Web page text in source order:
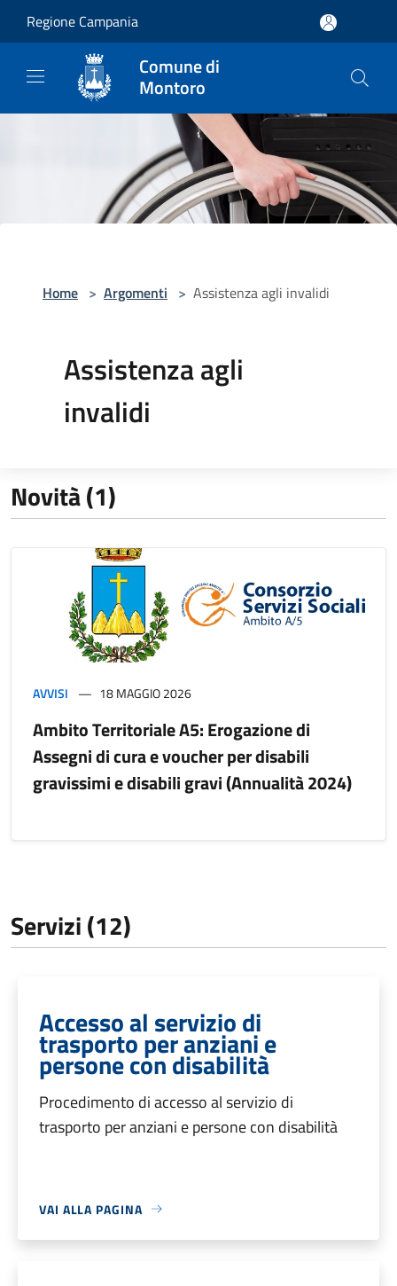
Regione Campania
Comune di
Montoro
Home > Argomenti > Assistenza agli invalidi
Assistenza agli
invalidi
Novità (1)
AVVISI 18 MAGGIO 2026
Ambito Territoriale A5: Erogazione di
Assegni di cura e voucher per disabili
gravissimi e disabili gravi (Annualità 2024)
Servizi (12)
Accesso al servizio di
trasporto per anziani e
persone con disabilità
Procedimento di accesso al servizio di
trasporto per anziani e persone con disabilità
VAI ALLA PAGINA